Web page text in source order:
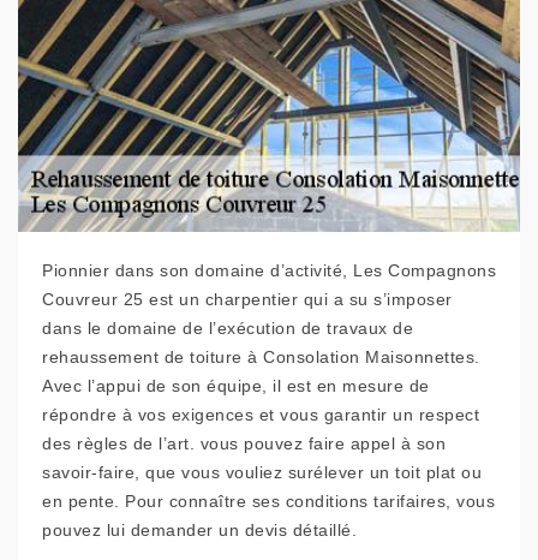
Pionnier dans son domaine d’activité, Les Compagnons
Couvreur 25 est un charpentier qui a su s’imposer
dans le domaine de l’exécution de travaux de
rehaussement de toiture à Consolation Maisonnettes.
Avec l’appui de son équipe, il est en mesure de
répondre à vos exigences et vous garantir un respect
des règles de l’art. vous pouvez faire appel à son
savoir-faire, que vous vouliez surélever un toit plat ou
en pente. Pour connaître ses conditions tarifaires, vous
pouvez lui demander un devis détaillé.